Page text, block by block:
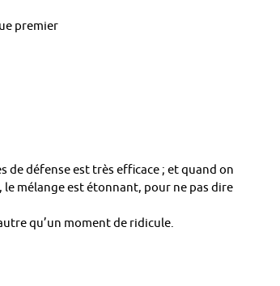
premier
de défense est très efficace ; et quand on
mélange est étonnant, pour ne pas dire
qu’un moment de ridicule.